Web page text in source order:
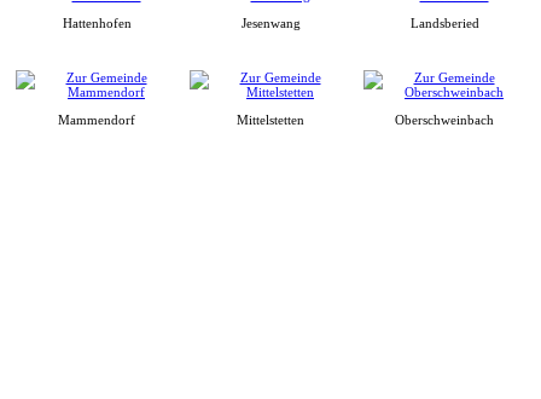
Hattenhofen Jesenwang Landsberied
Mammendorf Mittelstetten Oberschweinbach